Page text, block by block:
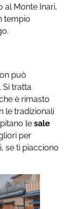
Monte Inari,
tempio
può
Si tratta
è rimasto
le tradizionali
le sale
per
se ti piacciono